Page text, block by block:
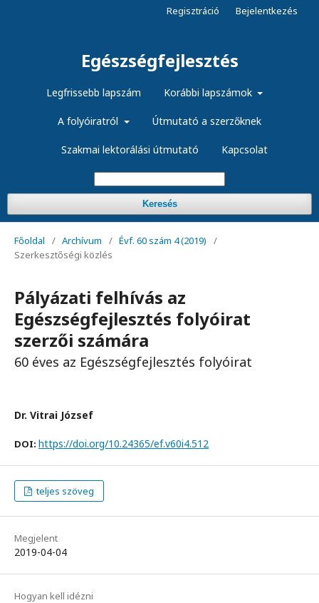
Egészségfejlesztés
Legfrissebb lapszám Korábbi lapszámok
A folyóiratról Útmutató a szerzőknek
Szakmai lektorálási útmutató Kapcsolat
Keresés
Regisztráció Bejelentkezés
Főoldal / Archívum / Évf. 60 szám 4 (2019)
/
Szerkesztőségi közlés
Pályázati felhívás az
Egészségfejlesztés folyóirat
szerzői számára
60 éves az Egészségfejlesztés folyóirat
Dr. Vitrai József
DOI: https://doi.org/10.24365/ef.v60i4.512
teljes szöveg
Megjelent
2019-04-04
Hogyan kell idézni